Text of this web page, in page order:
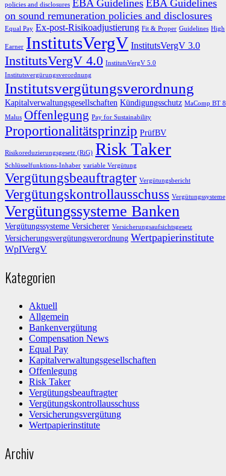
policies and disclosures EBA Guidelines EBA Guidelines
on sound remuneration policies and disclosures
Equal Pay Ex-post-Risikoadjustierung Fit & Proper Guidelines High
Earner InstitutsVergV InstitutsVergV 3.0
InstitutsVergV 4.0 InstitutsVergV 5.0
Institutsvergürungsverordnung
Institutsvergütungsverordnung
Kapitalverwaltungsgesellschaften Kündigungsschutz MaComp BT 8
Malus Offenlegung Pay for Sustainability
Proportionalitätsprinzip PrüfBV
Risikoreduzierungsgesetz (RiG) Risk Taker
Schlüsselfunktions-Inhaber variable Vergütung
Vergütungsbeauftragter Vergütungsbericht
Vergütungskontrollausschuss Vergütungssysteme
Vergütungssysteme Banken
Vergütungssysteme Versicherer Versicherungsaufsichtsgesetz
Versicherungsvergütungsverordnung Wertpapierinstitute
WpIVergV
Kategorien
Aktuell
Allgemein
Bankenvergütung
Compensation News
Equal Pay
Kapitalverwaltungsgesellschaften
Offenlegung
Risk Taker
Vergütungsbeauftragter
Vergütungskontrollausschuss
Versicherungsvergütung
Wertpapierinstitute
Archiv